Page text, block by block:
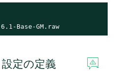
Base-GM.raw
定の定義